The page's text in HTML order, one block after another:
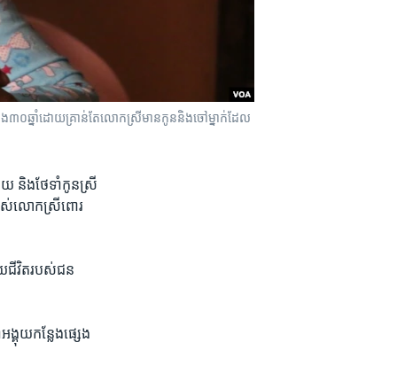
៣០​ឆ្នាំ​​ដោយ​គ្រាន់​តែ​លោកស្រី​មាន​កូន​និង​ចៅ​ម្នាក់ដែល​
យ​ និង​ថែទាំ​កូនស្រី​
បស់​លោកស្រី​ពោរ
ជីវិត​របស់​ជន​
គុយ​កន្លែង​ផ្សេង​